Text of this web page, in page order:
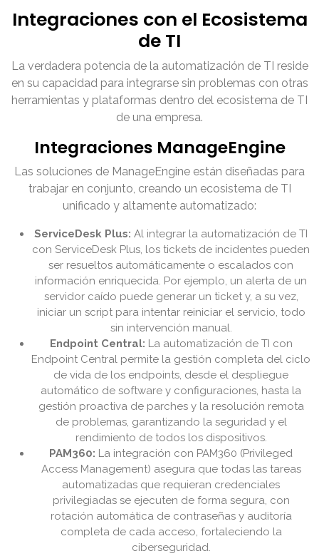
Integraciones con el Ecosistema
de TI
La verdadera potencia de la automatización de TI reside
en su capacidad para integrarse sin problemas con otras
herramientas y plataformas dentro del ecosistema de TI
de una empresa.
Integraciones ManageEngine
Las soluciones de ManageEngine están diseñadas para
trabajar en conjunto, creando un ecosistema de TI
unificado y altamente automatizado:
ServiceDesk Plus: Al integrar la automatización de TI
con ServiceDesk Plus, los tickets de incidentes pueden
ser resueltos automáticamente o escalados con
información enriquecida. Por ejemplo, un alerta de un
servidor caído puede generar un ticket y, a su vez,
iniciar un script para intentar reiniciar el servicio, todo
sin intervención manual.
Endpoint Central: La automatización de TI con
Endpoint Central permite la gestión completa del ciclo
de vida de los endpoints, desde el despliegue
automático de software y configuraciones, hasta la
gestión proactiva de parches y la resolución remota
de problemas, garantizando la seguridad y el
rendimiento de todos los dispositivos.
PAM360: La integración con PAM360 (Privileged
Access Management) asegura que todas las tareas
automatizadas que requieran credenciales
privilegiadas se ejecuten de forma segura, con
rotación automática de contraseñas y auditoría
completa de cada acceso, fortaleciendo la
ciberseguridad.